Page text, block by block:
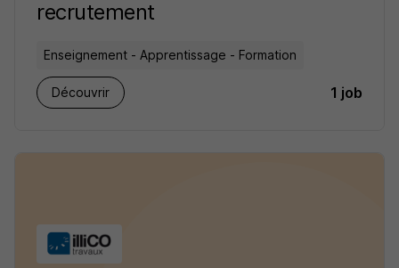
recrutement
Enseignement - Apprentissage - Formation
Découvrir 1 job